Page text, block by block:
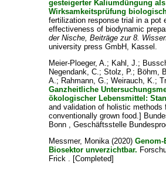
gesteigerter Kaliumdüngung
Wirksamkeitsprüfung
fertilization response trial in a pot
effectiveness of biodynamic
der Nische, Beiträge zur 8.
university press GmbH, Kassel.
Meier-Ploeger, A.; Kahl, J.;
Negendank, C.;Stolz, P.; Böhm,
A.; Rahmann, G.;Weirauch, K.;
Ganzheitliche
ökologischer Lebensmittel:
and validation of holistic
conventionally grown food.]
Bonn , Geschäftsstelle
Messmer, Monika(2020)
Biosektor unverzichtbar.
Frick . [Completed]